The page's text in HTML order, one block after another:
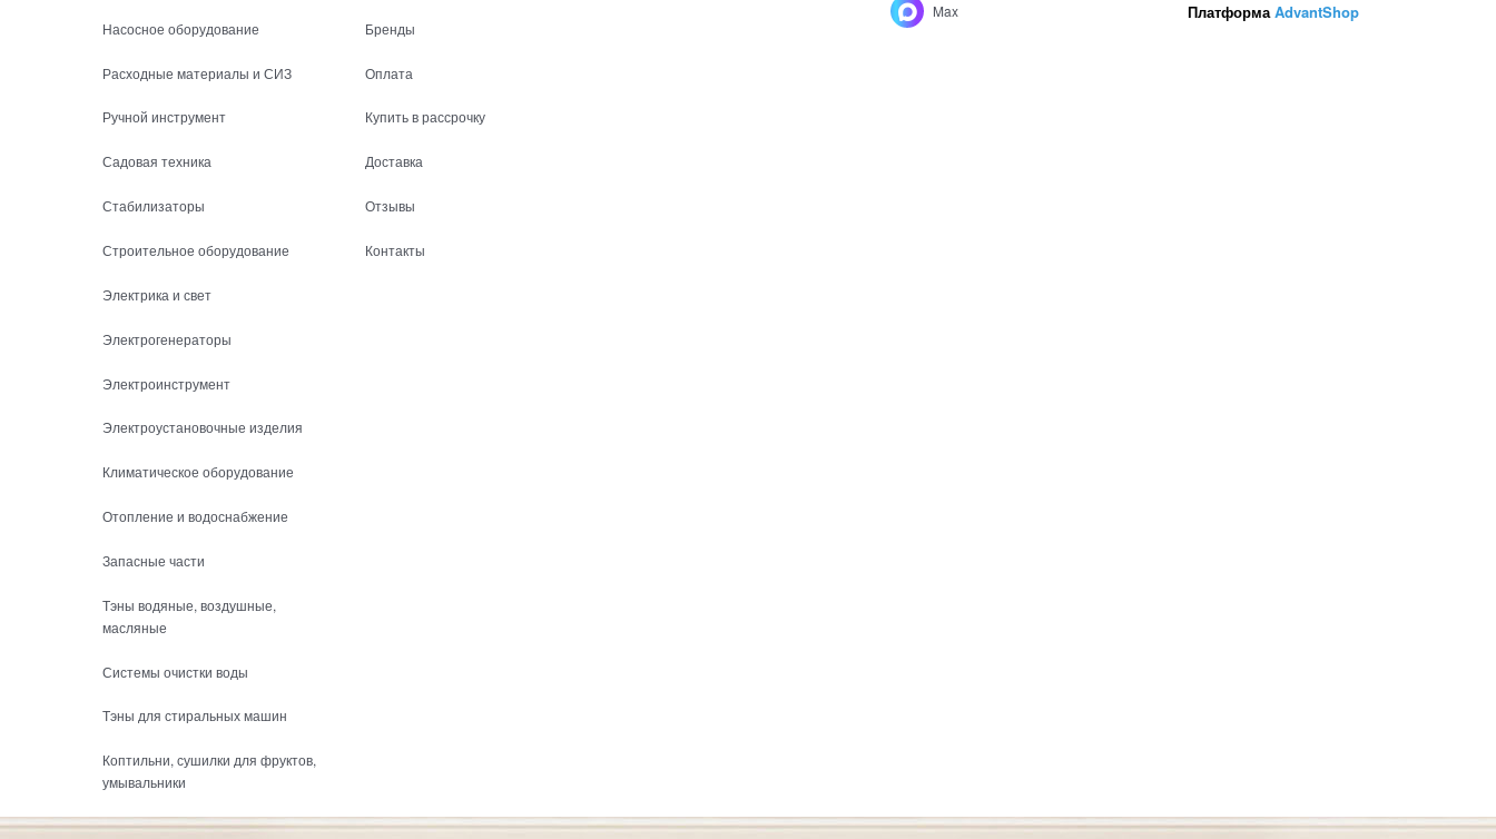
Насосное оборудование
Расходные материалы и СИЗ
Ручной инструмент
Садовая техника
Стабилизаторы
Строительное оборудование
Электрика и свет
Электрогенераторы
Электроинструмент
Электроустановочные изделия
Климатическое оборудование
Отопление и водоснабжение
Запасные части
Тэны водяные, воздушные,
масляные
Системы очистки воды
Тэны для стиральных машин
Коптильни, сушилки для фруктов,
умывальники
Бренды
Оплата
Купить в рассрочку
Доставка
Отзывы
Контакты
Max ПлатформаAdvantShop